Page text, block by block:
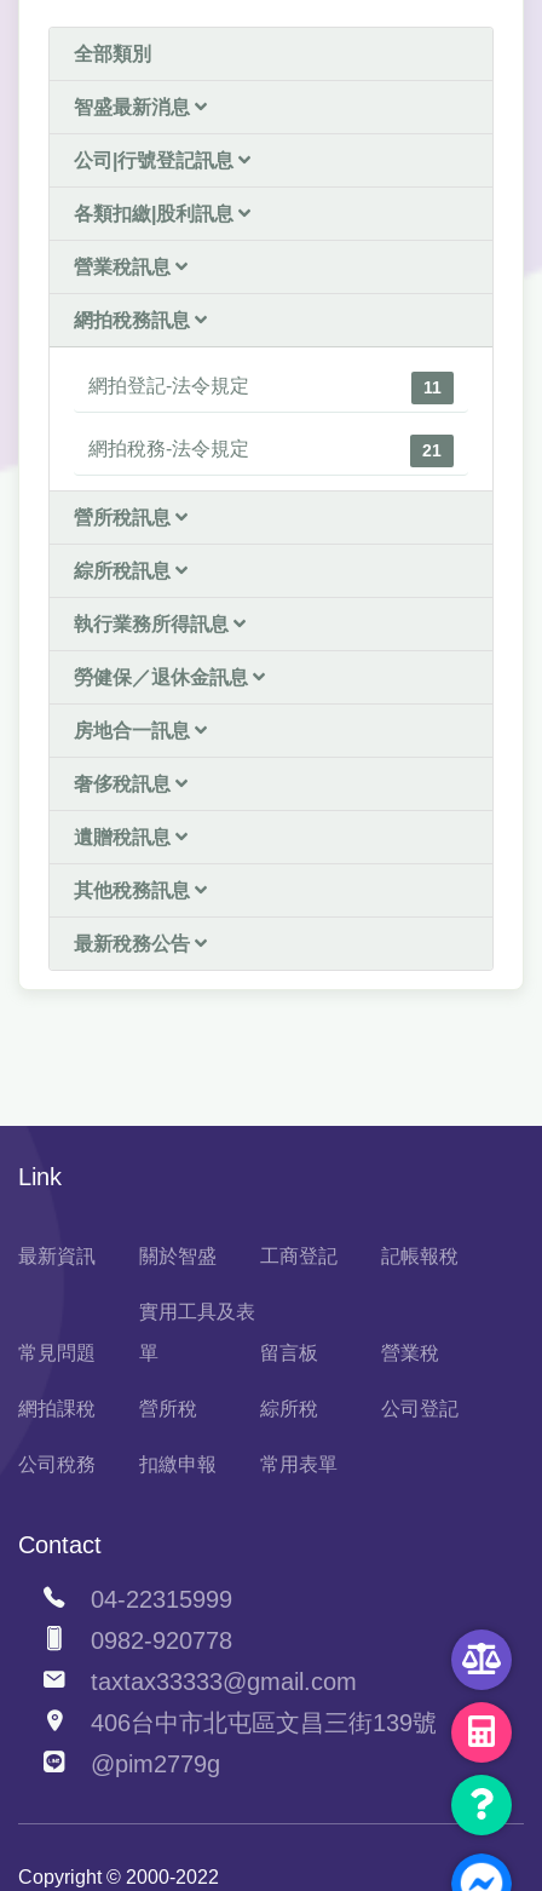
全部類別
智盛最新消息
公司|行號登記訊息
各類扣繳|股利訊息
營業稅訊息
網拍稅務訊息
網拍登記-法令規定 11
網拍稅務-法令規定 21
營所稅訊息
綜所稅訊息
執行業務所得訊息
勞健保／退休金訊息
房地合一訊息
奢侈稅訊息
遺贈稅訊息
其他稅務訊息
最新稅務公告
Link
最新資訊 關於智盛 工商登記 記帳報稅
常見問題
實用工具及表
單
留言板 營業稅
網拍課稅 營所稅 綜所稅 公司登記
公司稅務 扣繳申報 常用表單
Contact
04-22315999
0982-920778
taxtax33333@gmail.com
406台中市北屯區文昌三街139號
@pim2779g
Copyright © 2000-2022